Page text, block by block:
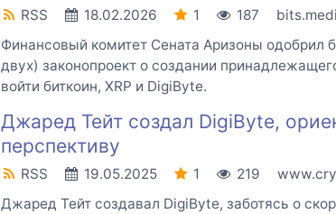
RSS 18.02.2026 1 187
Финансовый комитет Сената Аризоны одобрил
двух) законопроект о создании
войти биткоин, XRP и DigiByte.
Джаред Тейт создал DigiByte,
перспективу
RSS 19.05.2025 1 219
Джаред Тейт создавал DigiByte, заботясь о